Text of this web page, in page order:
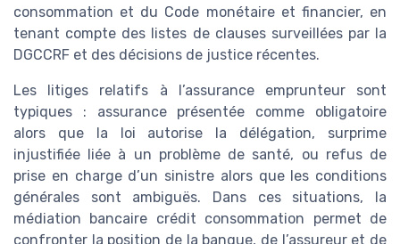
consommation et du Code monétaire et financier, en
tenant compte des listes de clauses surveillées par la
DGCCRF et des décisions de justice récentes.
Les litiges relatifs à l’assurance emprunteur sont
typiques : assurance présentée comme obligatoire
alors que la loi autorise la délégation, surprime
injustifiée liée à un problème de santé, ou refus de
prise en charge d’un sinistre alors que les conditions
générales sont ambiguës. Dans ces situations, la
médiation bancaire crédit consommation permet de
confronter la position de la banque, de l’assureur et de